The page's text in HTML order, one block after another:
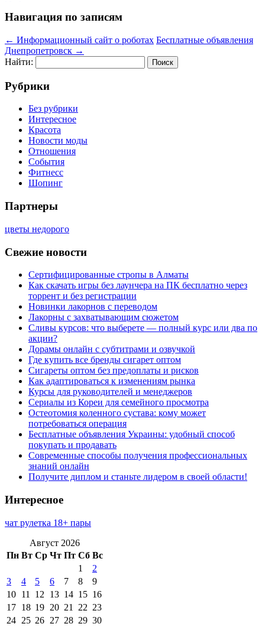
Навигация по записям
← Информационный сайт о роботах Бесплатные объявления
Днепропетровск →
Найти:
Рубрики
Без рубрики
Интересное
Красота
Новости моды
Отношения
События
Фитнесс
Шопинг
Партнеры
цветы недорого
Свежие новости
Сертифицированные стропы в Алматы
Как скачать игры без лаунчера на ПК бесплатно через
торрент и без регистрации
Новинки лакорнов с переводом
Лакорны с захватывающим сюжетом
Сливы курсов: что выберете — полный курс или два по
акции?
Дорамы онлайн с субтитрами и озвучкой
Где купить все бренды сигарет оптом
Сигареты оптом без предоплаты и рисков
Как адаптироваться к изменениям рынка
Курсы для руководителей и менеджеров
Сериалы из Кореи для семейного просмотра
Остеотомия коленного сустава: кому может
потребоваться операция
Бесплатные объявления Украины: удобный способ
покупать и продавать
Современные способы получения профессиональных
знаний онлайн
Получите диплом и станьте лидером в своей области!
Интересное
чат рулетка 18+ пары
Август 2026
Пн Вт Ср Чт Пт Сб Вс
1
2
3
4 5 6 7 8
9
10 11 12 13 14 15 16
17 18 19 20 21 22 23
24 25 26 27 28 29 30